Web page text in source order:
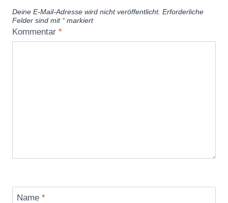
Deine E-Mail-Adresse wird nicht veröffentlicht. Erforderliche
Felder sind mit *markiert
Kommentar *
Name *